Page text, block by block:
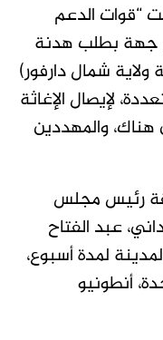
“قوات الدعم
جهة بطلب هدنة
شمال دارفور)
لإيصال الإغاثة
هناك، والمهددين
رئيس مجلس
عبد الفتاح
لمدة أسبوع،
أنطونيو